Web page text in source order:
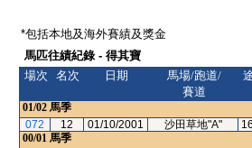
*包括本地及海外賽績及獎金
馬匹往績紀錄 - 得其寶
場次
名次 日期
馬場/跑道/
賽道
01/02 馬季
072
12 01/10/2001 沙田草地"A"
00/01 馬季